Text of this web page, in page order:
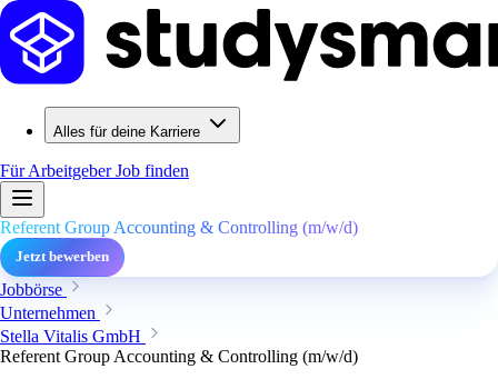
Alles für deine Karriere
Für ArbeitgeberJob finden
Referent Group Accounting & Controlling (m/w/d)
Jetzt bewerben
Jobbörse
Unternehmen
Stella Vitalis GmbH
Referent Group Accounting & Controlling (m/w/d)